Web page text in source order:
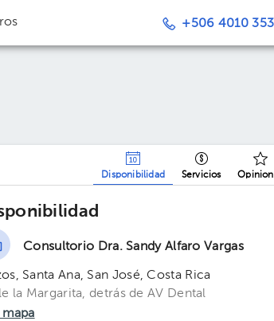
+506 4010
Disponibilidad Servicios
Consultorio Dra. Sandy Alfaro Vargas
Santa Ana, San José, Costa Rica
la Margarita, detrás de AV Dental